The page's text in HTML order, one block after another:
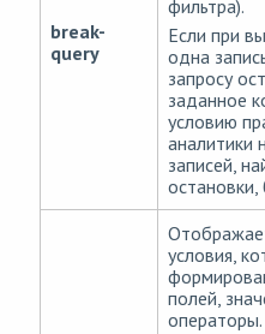
break-
query
фильтра).
Если при
одна
запросу
заданное
условию
аналитики
записей,
остановки,
условия,
полей,
операторы.